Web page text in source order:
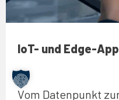
IoT- und Edge-
Vom Datenpunkt